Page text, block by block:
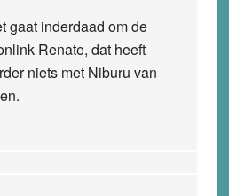
gaat inderdaad om de
Renate, dat heeft
niets met Niburu van